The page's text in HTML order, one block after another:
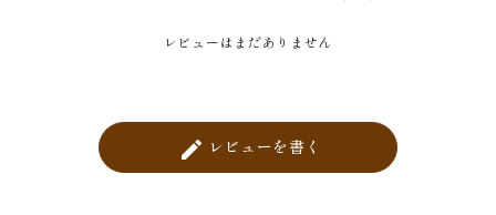
レビューはまだありません
create レビューを書く